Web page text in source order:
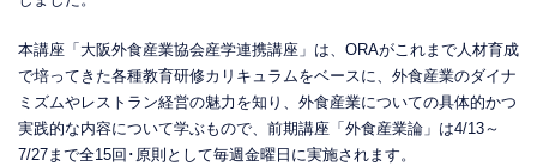
本講座「大阪外食産業協会産学連携講座」は、ORAがこれまで人材育成
で培ってきた各種教育研修カリキュラムをベースに、外食産業のダイナ
ミズムやレストラン経営の魅力を知り、外食産業についての具体的かつ
実践的な内容について学ぶもので、前期講座「外食産業論」は4/13～
7/27まで全15回･原則として毎週金曜日に実施されます。